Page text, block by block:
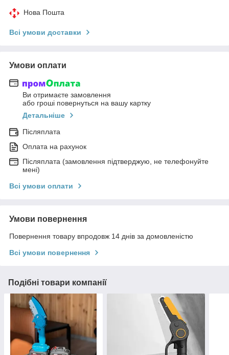
Нова Пошта
Всі умови доставки
Умови оплати
Ви отримаєте замовлення
або гроші повернуться на вашу картку
Детальніше
Післяплата
Оплата на рахунок
Післяплата (замовлення підтверджую, не телефонуйте
мені)
Всі умови оплати
Умови повернення
Повернення товару впродовж 14 днів за домовленістю
Всі умови повернення
Подібні товари компанії